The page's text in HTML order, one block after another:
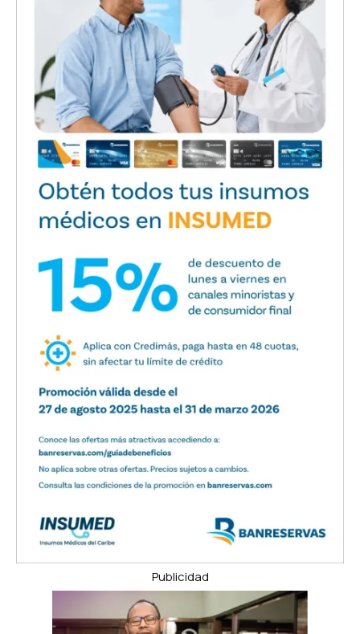
Publicidad